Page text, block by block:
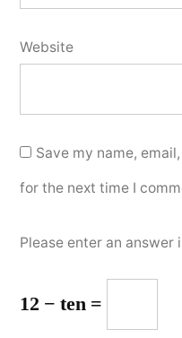
Website
Save my name,
for the next time I
Please enter an answer
12 − ten =